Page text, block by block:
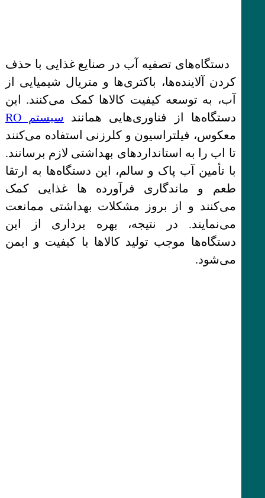
دستگاه‌های تصفیه آب در صنایع غذایی با حذف
کردن آلاینده‌ها، باکتری‌ها و متریال شیمیایی از
آب، به توسعه کیفیت کالاها کمک می‌کنند. این
دستگاه‌ها از فناوری‌هایی همانند سیستم RO
معکوس، فیلتراسیون و کلرزنی استفاده می‌کنند
تا اب را به استانداردهای بهداشتی لازم برسانند.
با تأمین آب پاک و سالم، این دستگاه‌ها به ارتقا
طعم و ماندگاری فرآورده ها غذایی کمک
می‌کنند و از بروز مشکلات بهداشتی ممانعت
می‌نمایند. در نتیجه، بهره برداری از این
دستگاه‌ها موجب تولید کالاها با کیفیت و ایمن
می‌شود.